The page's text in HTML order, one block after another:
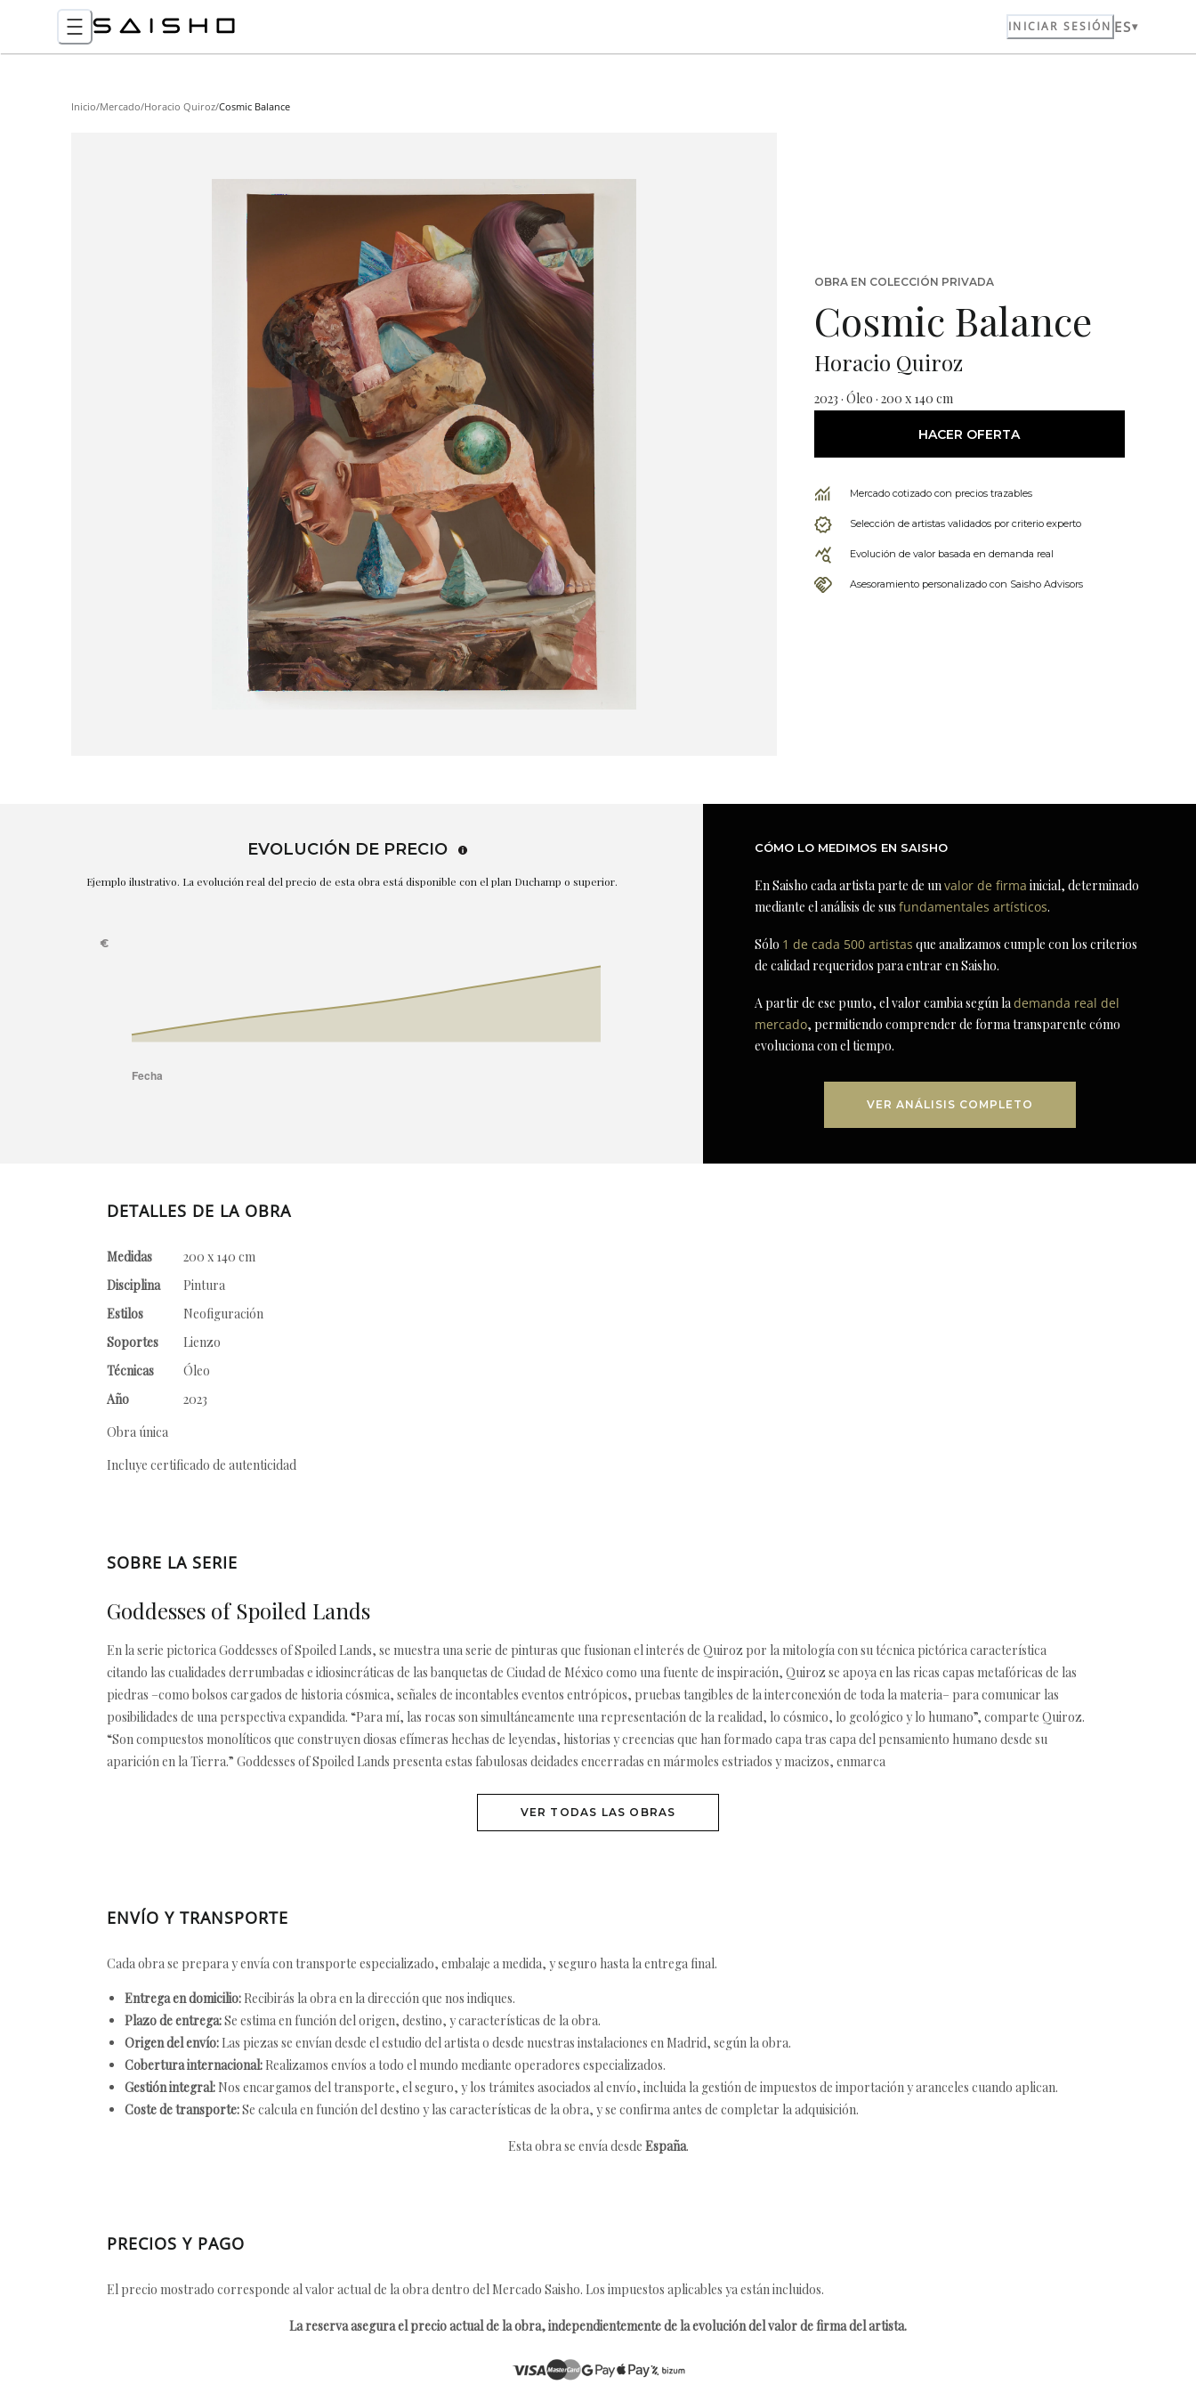
INICIAR SESIÓN ES
Inicio/Mercado/Horacio Quiroz/Cosmic Balance
OBRA EN COLECCIÓN PRIVADA
Cosmic Balance
Horacio Quiroz
2023 · Óleo · 200 x 140 cm
HACER OFERTA
Mercado cotizado con precios trazables
Selección de artistas validados por criterio experto
Evolución de valor basada en demanda real
Asesoramiento personalizado con Saisho Advisors
EVOLUCIÓN DE PRECIO
Ejemplo ilustrativo. La evolución real del precio de esta obra está disponible con el plan Duchamp o superior.
CÓMO LO MEDIMOS EN SAISHO
En Saisho cada artista parte de unvalor de firma inicial, determinado
mediante el análisis de susfundamentales artísticos.
Sólo 1 de cada 500 artistas que analizamos cumple con los criterios
de calidad requeridos para entrar en Saisho.
A partir de ese punto, el valor cambia según lademanda real del
mercado, permitiendo comprender de forma transparente cómo
evoluciona con el tiempo.
VER ANÁLISIS COMPLETO
DETALLES DE LA OBRA
Medidas
200 x 140 cm
Disciplina
Pintura
Estilos
Neofiguración
Soportes
Lienzo
Técnicas
Óleo
Año
2023
Obra única
Incluye certificado de autenticidad
SOBRE LA SERIE
Goddesses of Spoiled Lands
En la serie pictorica Goddesses of Spoiled Lands, se muestra una serie de pinturas que fusionan el interés de Quiroz por la mitología con su técnica pictórica característica
citando las cualidades derrumbadas e idiosincráticas de las banquetas de Ciudad de México como una fuente de inspiración, Quiroz se apoya en las ricas capas metafóricas de las
piedras –como bolsos cargados de historia cósmica, señales de incontables eventos entrópicos, pruebas tangibles de la interconexión de toda la materia– para comunicar las
posibilidades de una perspectiva expandida. “Para mí, las rocas son simultáneamente una representación de la realidad, lo cósmico, lo geológico y lo humano”, comparte Quiroz.
“Son compuestos monolíticos que construyen diosas efímeras hechas de leyendas, historias y creencias que han formado capa tras capa del pensamiento humano desde su
aparición en la Tierra.” Goddesses of Spoiled Lands presenta estas fabulosas deidades encerradas en mármoles estriados y macizos, enmarca
VER TODAS LAS OBRAS
ENVÍO Y TRANSPORTE
Cada obra se prepara y envía con transporte especializado, embalaje a medida, y seguro hasta la entrega final.
Entrega en domicilio: Recibirás la obra en la dirección que nos indiques.
Plazo de entrega:Se estima en función del origen, destino, y características de la obra.
Origen del envío: Las piezas se envían desde el estudio del artista o desde nuestras instalaciones en Madrid, según la obra.
Cobertura internacional: Realizamos envíos a todo el mundo mediante operadores especializados.
Gestión integral: Nos encargamos del transporte, el seguro, y los trámites asociados al envío, incluida la gestión de impuestos de importación y aranceles cuando aplican.
Coste de transporte:Se calcula en función del destino y las características de la obra, y se confirma antes de completar la adquisición.
Esta obra se envía desde España.
PRECIOS Y PAGO
El precio mostrado corresponde al valor actual de la obra dentro del Mercado Saisho. Los impuestos aplicables ya están incluidos.
La reserva asegura el precio actual de la obra, independientemente de la evolución del valor de firma del artista.